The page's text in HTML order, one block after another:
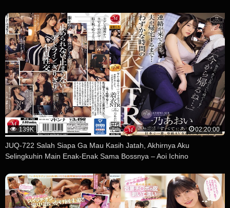
139K 02:20:00
JUQ-722 Salah Siapa Ga Mau Kasih Jatah, Akhirnya Aku
Selingkuhin Main Enak-Enak Sama Bossnya – Aoi Ichino